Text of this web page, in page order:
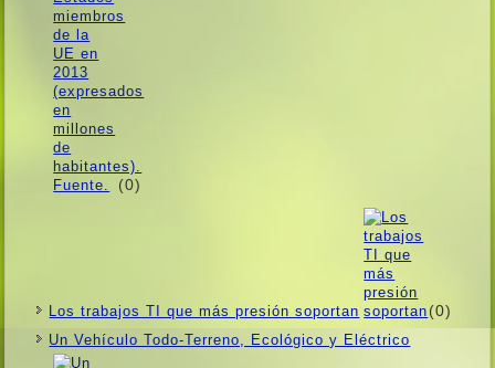
(0)
Los trabajos TI que más presión soportan (0)
Un Vehí­culo Todo-Terreno, Ecológico y Eléctrico